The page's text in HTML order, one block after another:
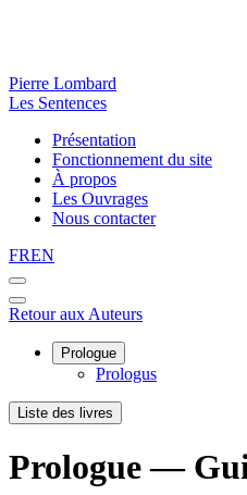
Pierre Lombard
Les Sentences
Présentation
Fonctionnement du site
À propos
Les Ouvrages
Nous contacter
FREN
Retour aux Auteurs
Prologue
Prologus
Liste des livres
Prologue —